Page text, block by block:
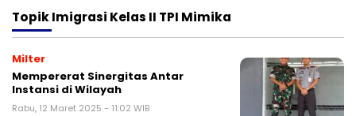
TopikImigrasi Kelas II TPI Mimika
Milter
Mempererat Sinergitas Antar
Instansi di Wilayah
Rabu, 12 Maret 2025 - 11:02 WIB